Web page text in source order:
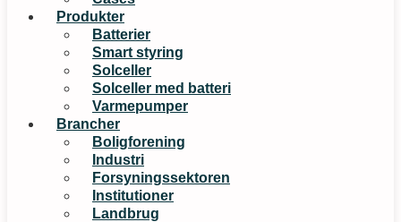
Produkter
Batterier
Smart styring
Solceller
Solceller med batteri
Varmepumper
Brancher
Boligforening
Industri
Forsyningssektoren
Institutioner
Landbrug